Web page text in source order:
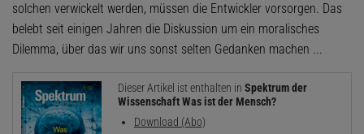
solchen verwickelt werden, müssen die Entwickler vorsorgen. Das
belebt seit einigen Jahren die Diskussion um ein moralisches
Dilemma, über das wir uns sonst selten Gedanken machen ...
Dieser Artikel ist enthalten in Spektrum der
Wissenschaft Was ist der Mensch?
Download (Abo)